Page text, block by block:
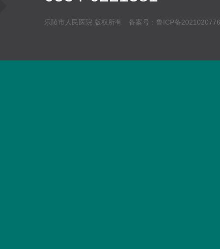
乐陵市人民医院 版权所有 备案号： 鲁ICP备